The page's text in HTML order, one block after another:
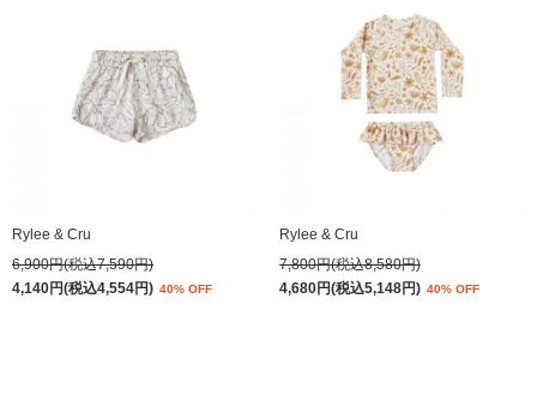
Rylee & Cru
6,900円(税込7,590円)
4,140円(税込4,554円) 40% OFF
Rylee & Cru
7,800円(税込8,580円)
4,680円(税込5,148円) 40% OFF